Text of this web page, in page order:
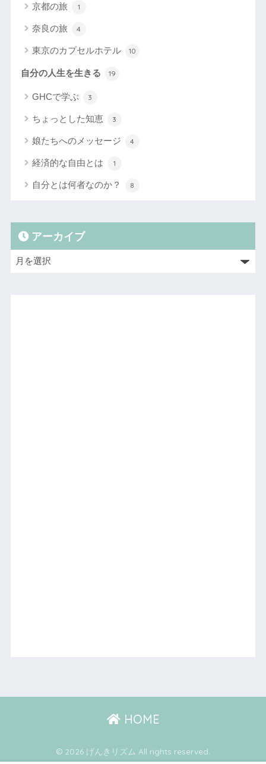
京都の旅 1
奈良の旅 4
東京のカプセルホテル 10
自分の人生を生きる 19
GHCで学ぶ 3
ちょっとした知恵 3
娘たちへのメッセージ 4
経済的な自由とは 1
自分とは何者なのか？ 8
アーカイブ
HOME
© 2026 げんきリズム All rights reserved.